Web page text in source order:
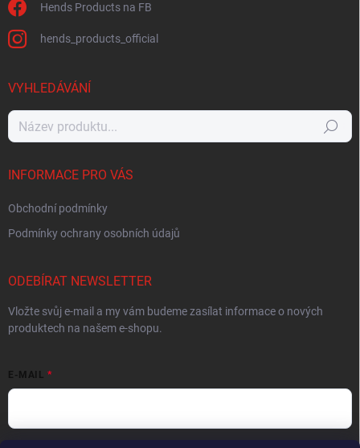
Hends Products na FB
hends_products_official
VYHLEDÁVÁNÍ
Hledat
INFORMACE PRO VÁS
Obchodní podmínky
Podmínky ochrany osobních údajů
ODEBÍRAT NEWSLETTER
Vložte svůj e-mail a my vám budeme zasílat informace o nových
produktech na našem e-shopu.
E-MAIL